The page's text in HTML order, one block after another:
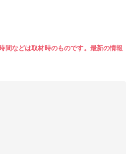
間などは取材時のものです。最新の情報